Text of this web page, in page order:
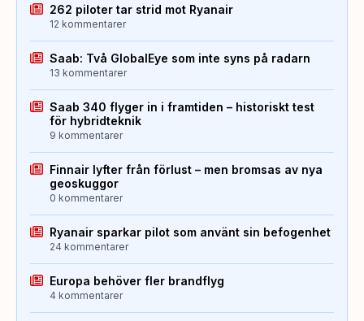
262 piloter tar strid mot Ryanair
12 kommentarer
Saab: Två GlobalEye som inte syns på radarn
13 kommentarer
Saab 340 flyger in i framtiden – historiskt test
för hybridteknik
9 kommentarer
Finnair lyfter från förlust – men bromsas av nya
geoskuggor
0 kommentarer
Ryanair sparkar pilot som använt sin befogenhet
24 kommentarer
Europa behöver fler brandflyg
4 kommentarer